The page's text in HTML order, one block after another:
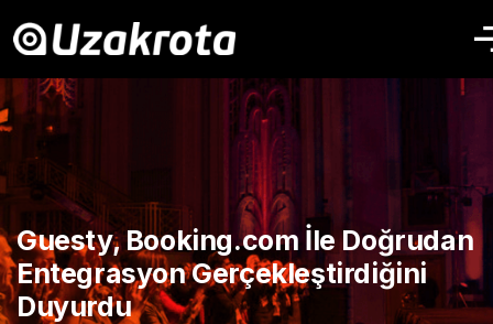
Guesty, Booking.com İle Doğrudan
Entegrasyon Gerçekleştirdiğini
Duyurdu